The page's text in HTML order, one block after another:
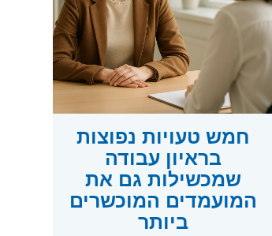
חמש טעויות נפוצות
בראיון עבודה
שמכשילות גם את
המועמדים המוכשרים
ביותר